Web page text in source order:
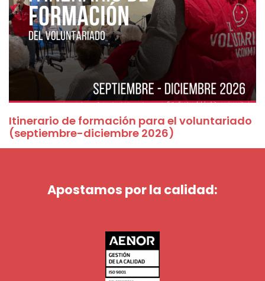
Itinerario de formación para el voluntariado
(septiembre-diciembre 2026)
Apostamos por la calidad: